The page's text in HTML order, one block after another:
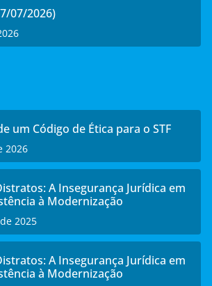
07/2026)
um Código de Ética para o STF
2026
A Insegurança Jurídica em
à Modernização
2025
A Insegurança Jurídica em
à Modernização